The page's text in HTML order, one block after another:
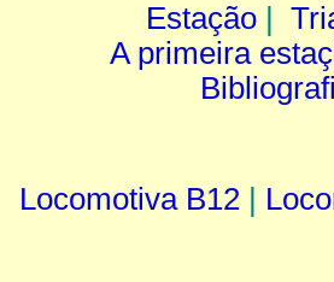
Estação|
A primeira
Locomotiva B12|